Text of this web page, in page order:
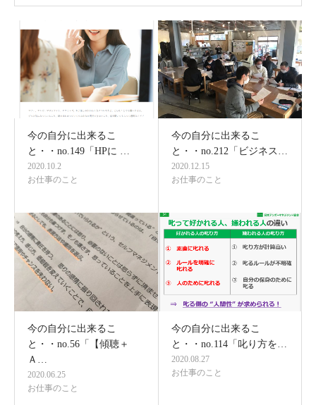
今の自分に出来るこ
と・・no.149「HPに …
2020.10.2
お仕事のこと
今の自分に出来るこ
と・・no.212「ビジネス…
2020.12.15
お仕事のこと
今の自分に出来るこ
と・・no.56「【傾聴＋
Ａ…
2020.06.25
お仕事のこと
今の自分に出来るこ
と・・no.114「叱り方を…
2020.08.27
お仕事のこと